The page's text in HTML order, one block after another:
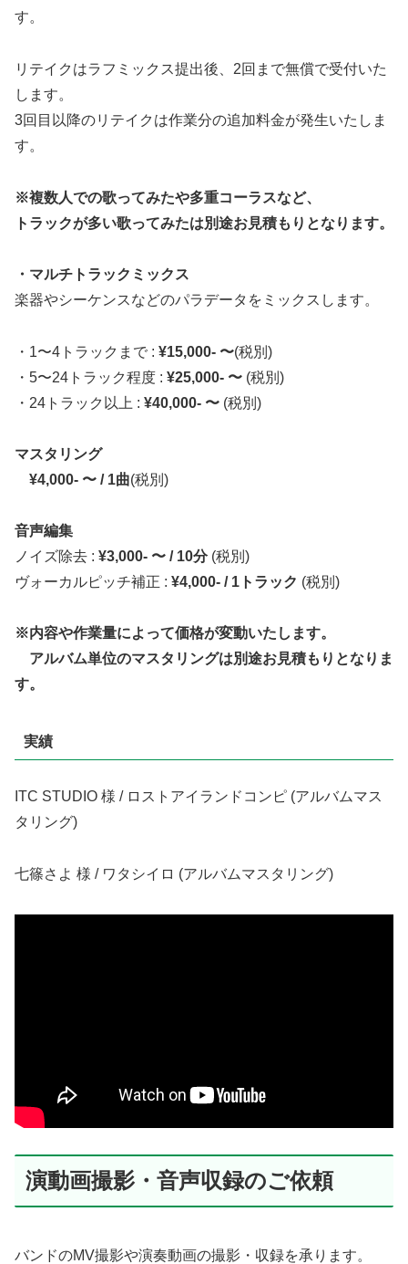
す。
リテイクはラフミックス提出後、2回まで無償で受付いた
します。
3回目以降のリテイクは作業分の追加料金が発生いたしま
す。
※複数人での歌ってみたや多重コーラスなど、
トラックが多い歌ってみたは別途お見積もりとなります。
・マルチトラックミックス
楽器やシーケンスなどのパラデータをミックスします。
・1〜4トラックまで : ¥15,000- 〜(税別)
・5〜24トラック程度 : ¥25,000- 〜 (税別)
・24トラック以上 : ¥40,000- 〜 (税別)
マスタリング
¥4,000- 〜 / 1曲(税別)
音声編集
ノイズ除去 : ¥3,000- 〜 / 10分(税別)
ヴォーカルピッチ補正 : ¥4,000- / 1トラック (税別)
※内容や作業量によって価格が変動いたします。
アルバム単位のマスタリングは別途お見積もりとなりま
す。
実績
ITC STUDIO 様 / ロストアイランドコンピ (アルバムマス
タリング)
七篠さよ 様 / ワタシイロ (アルバムマスタリング)
演動画撮影・音声収録のご依頼
バンドのMV撮影や演奏動画の撮影・収録を承ります。